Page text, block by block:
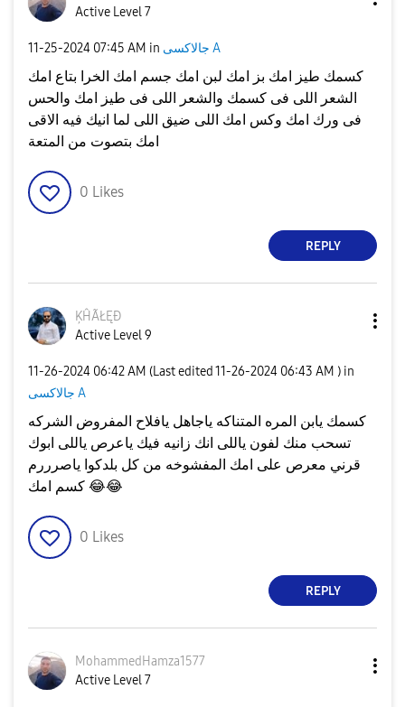
Active Level 7
‎11-25-2024 07:45 AM in جالاكسى A
كسمك طيز امك بز امك لبن امك جسم امك الخرا بتاع امك
الشعر اللى فى كسمك والشعر اللى فى طيز امك والحس
فى ورك امك وكس امك اللى ضيق اللى لما انيك فيه الاقى
امك بتصوت من المتعة
0 Likes
REPLY
ĶĤÃŁĘÐ
Active Level 9
‎11-26-2024 06:42 AM (Last edited ‎11-26-2024 06:43 AM ) in
جالاكسى A
كسمك يابن المره المتناكه ياجاهل يافلاح المفروض الشركه
تسحب منك لفون ياللى انك زانيه فيك ياعرص ياللى ابوك
قرني معرص على امك المفشوخه من كل بلدكوا ياصرررم
😂😂
0 Likes
REPLY
MohammedHamza1577
Active Level 7